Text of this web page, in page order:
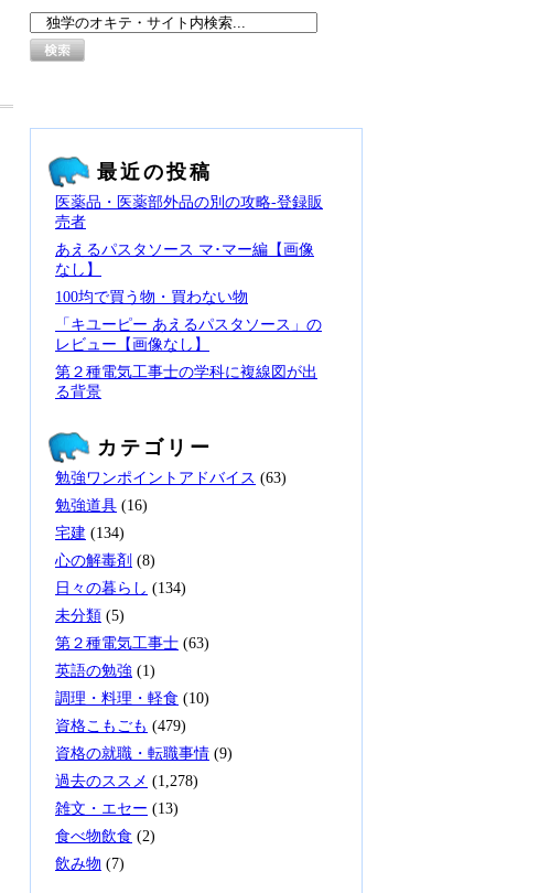
最近の投稿
医薬品・医薬部外品の別の攻略‐登録販
売者
あえるパスタソース マ･マー編【画像
なし】
100均で買う物・買わない物
「キユーピー あえるパスタソース」の
レビュー【画像なし】
第２種電気工事士の学科に複線図が出
る背景
カテゴリー
勉強ワンポイントアドバイス (63)
勉強道具 (16)
宅建 (134)
心の解毒剤 (8)
日々の暮らし (134)
未分類 (5)
第２種電気工事士 (63)
英語の勉強 (1)
調理・料理・軽食 (10)
資格こもごも (479)
資格の就職・転職事情 (9)
過去のススメ (1,278)
雑文・エセー (13)
食べ物飲食 (2)
飲み物 (7)